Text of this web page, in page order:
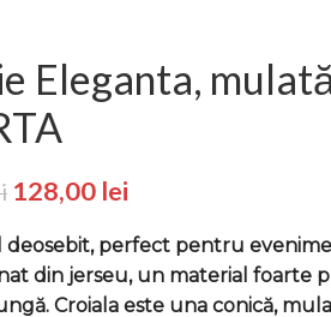
Eleganta,
128,00 lei
deosebit, perfect pentru
din jerseu, un material foarte
Croiala este una conică,